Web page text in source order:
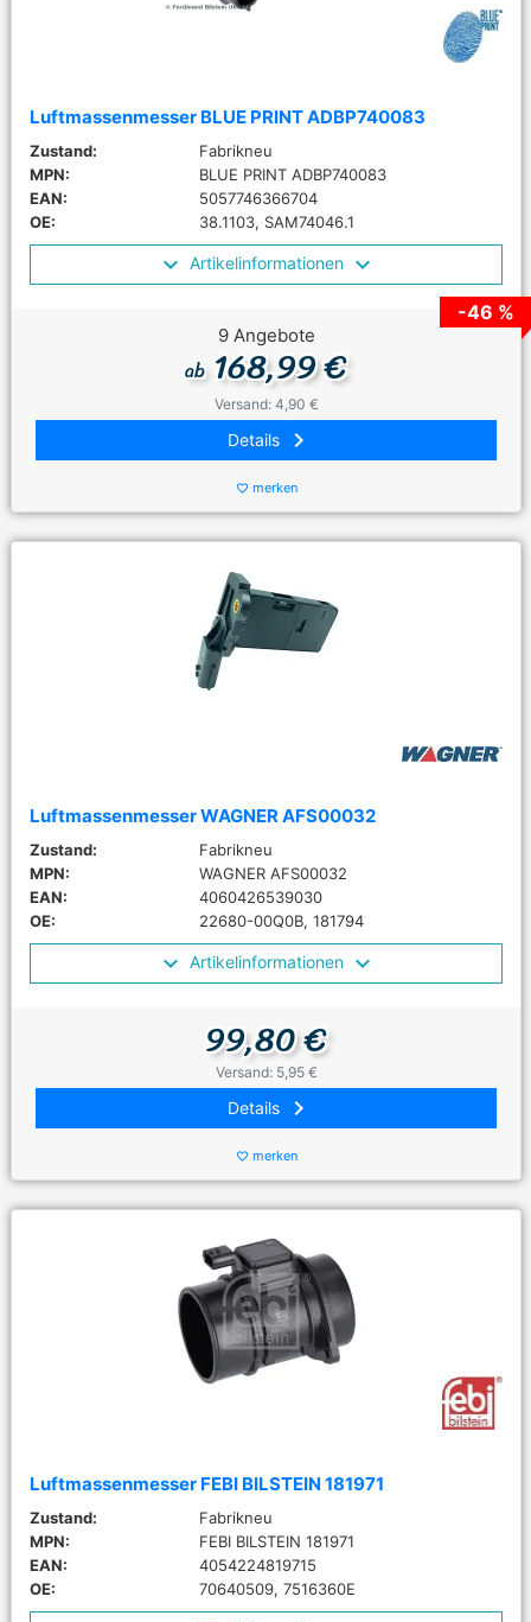
Luftmassenmesser BLUE PRINT ADBP740083
Zustand:
Fabrikneu
MPN:
BLUE PRINT ADBP740083
EAN:
5057746366704
OE:
38.1103, SAM74046.1
Artikelinformationen
-46 %
9 Angebote
ab168,99 €
Versand: 4,90 €
Details keyboard_arrow_right
favorite_border merken
Luftmassenmesser WAGNER AFS00032
Zustand:
Fabrikneu
MPN:
WAGNER AFS00032
EAN:
4060426539030
OE:
22680-00Q0B, 181794
Artikelinformationen
99,80 €
Versand: 5,95 €
Details keyboard_arrow_right
favorite_border merken
Luftmassenmesser FEBI BILSTEIN 181971
Zustand:
Fabrikneu
MPN:
FEBI BILSTEIN 181971
EAN:
4054224819715
OE:
70640509, 7516360E